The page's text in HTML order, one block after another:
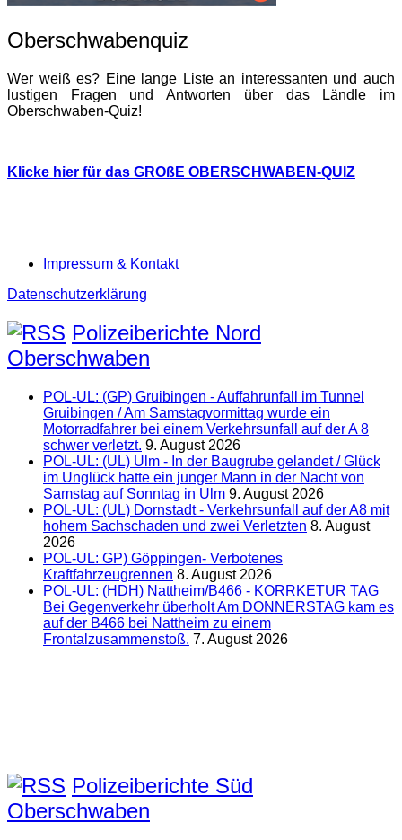
Oberschwabenquiz
Wer weiß es? Eine lange Liste an interessanten und auch
lustigen Fragen und Antworten über das Ländle im
Oberschwaben-Quiz!
Klicke hier für das GROßE OBERSCHWABEN-QUIZ
Impressum & Kontakt
Datenschutzerklärung
Polizeiberichte Nord
Oberschwaben
POL-UL: (GP) Gruibingen - Auffahrunfall im Tunnel
Gruibingen / Am Samstagvormittag wurde ein
Motorradfahrer bei einem Verkehrsunfall auf der A 8
schwer verletzt. 9. August 2026
POL-UL: (UL) Ulm - In der Baugrube gelandet / Glück
im Unglück hatte ein junger Mann in der Nacht von
Samstag auf Sonntag in Ulm 9. August 2026
POL-UL: (UL) Dornstadt - Verkehrsunfall auf der A8 mit
hohem Sachschaden und zwei Verletzten 8. August
2026
POL-UL: GP) Göppingen- Verbotenes
Kraftfahrzeugrennen 8. August 2026
POL-UL: (HDH) Nattheim/B466 - KORRKETUR TAG
Bei Gegenverkehr überholt Am DONNERSTAG kam es
auf der B466 bei Nattheim zu einem
Frontalzusammenstoß. 7. August 2026
Polizeiberichte Süd
Oberschwaben